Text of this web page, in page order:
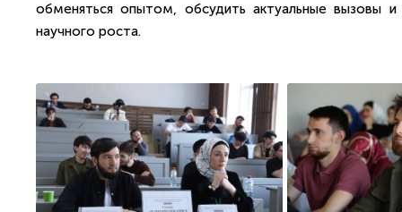
обменяться опытом, обсудить актуальные вызовы
научного роста.